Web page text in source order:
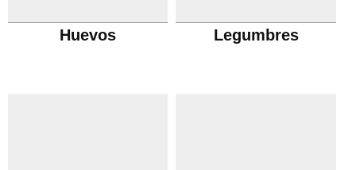
Huevos Legumbres